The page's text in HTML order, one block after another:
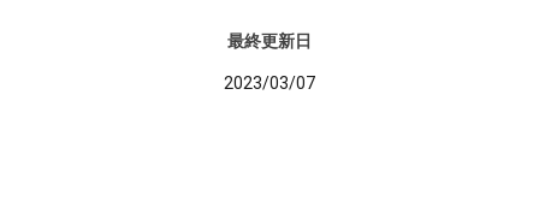
最終更新日
2023/03/07